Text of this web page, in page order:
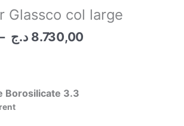
Glassco col large
8.730,00 د.ج
Borosilicate 3.3